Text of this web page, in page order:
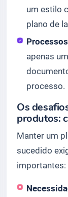
um estilo
plano de
apenas
processo.
Os
produtos:
Manter um
sucedido
importantes: